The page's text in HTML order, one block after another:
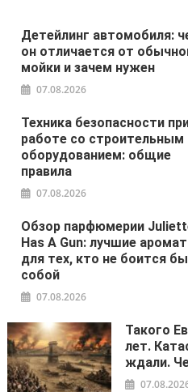
Детейлинг автомобиля:
он отличается от
мойки и зачем нужен
07.08.2026
Техника безопасности
работе со строительным
оборудованием: общие
правила
07.08.2026
Обзор парфюмерии
Has A Gun: лучшие
для тех, кто не боится
собой
07.08.2026
Такого
лет.
ждали.